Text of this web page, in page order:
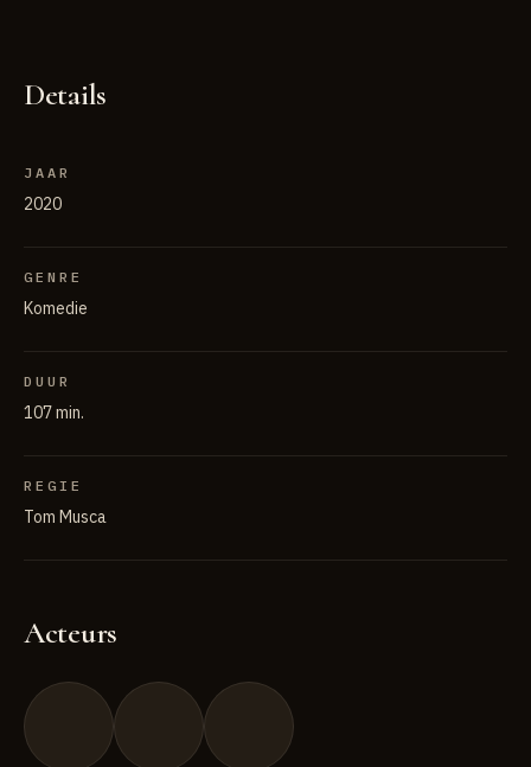
Details
JAAR
2020
GENRE
Komedie
DUUR
107 min.
REGIE
Tom Musca
Acteurs